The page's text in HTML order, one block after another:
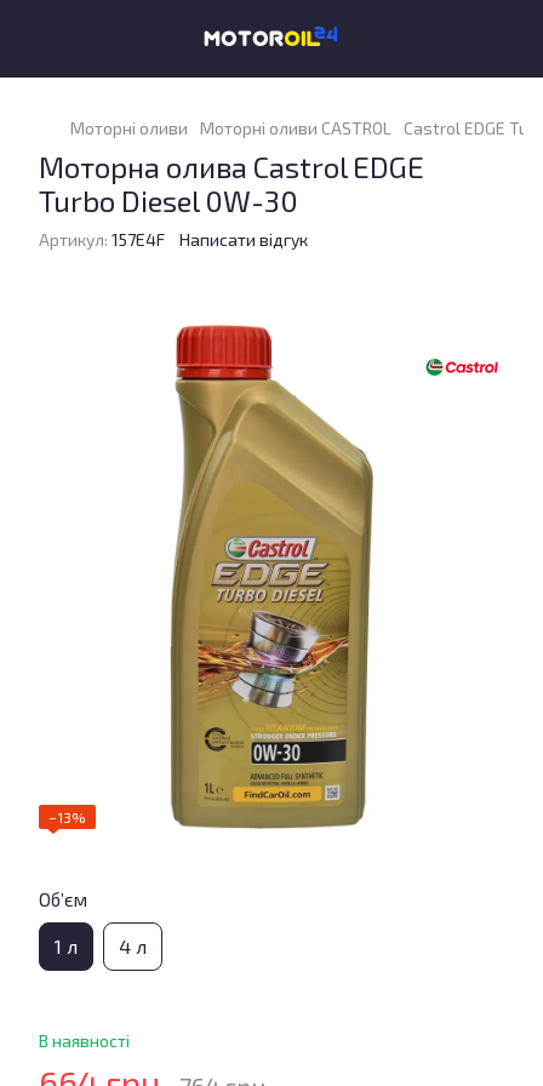
Моторні оливи Моторні оливи CASTROL Castrol EDGE
Моторна олива Castrol EDGE
Turbo Diesel 0W-30
Артикул: 157E4F Написати відгук
−13%
Об’єм
1 л 4 л
В наявності